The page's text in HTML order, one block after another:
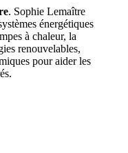
. Sophie Lemaître
énergétiques
à chaleur, la
renouvelables,
pour aider les